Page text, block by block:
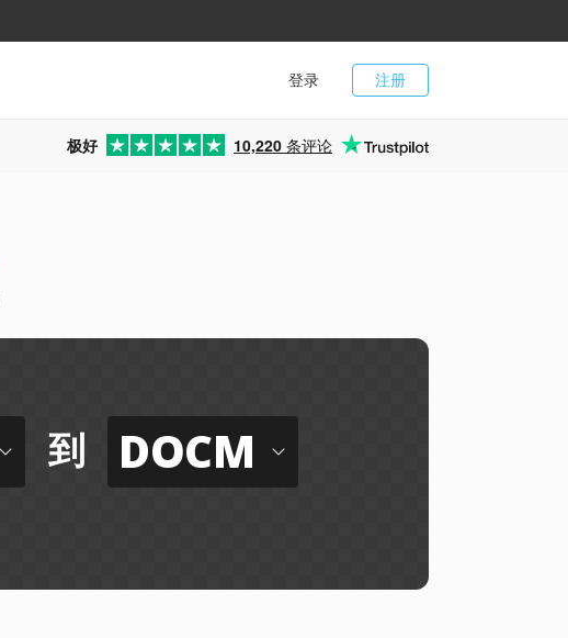
注册
登录
极好 10,220 条评论
到 DOCM